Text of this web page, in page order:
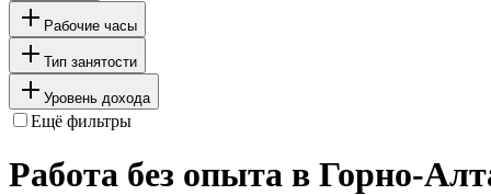
Рабочие часы
Тип занятости
Уровень дохода
Ещё фильтры
Работа без опыта в Горно-